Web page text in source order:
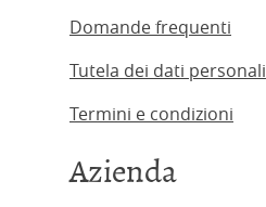
Domande frequenti
Tutela dei dati personali
Termini e condizioni
Azienda